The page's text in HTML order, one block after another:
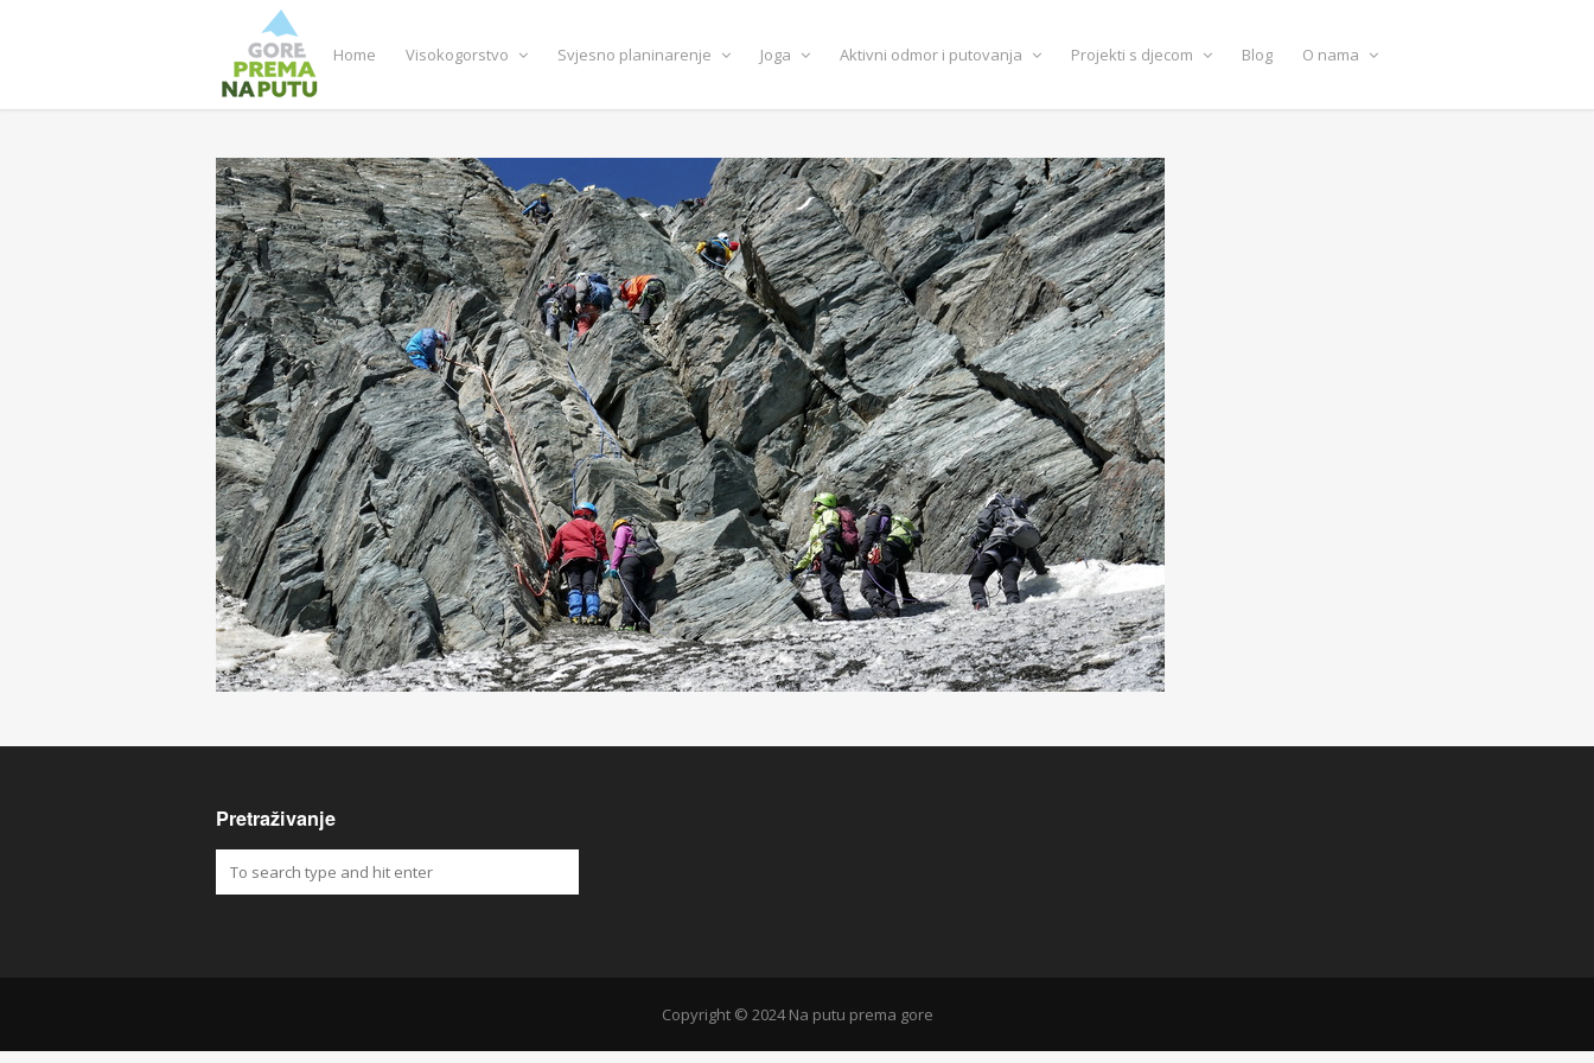
Home Visokogorstvo Svjesno planinarenje Joga Aktivni odmor i putovanja Projekti s djecom Blog O nama
Pretraživanje
Copyright © 2024 Na putu prema gore